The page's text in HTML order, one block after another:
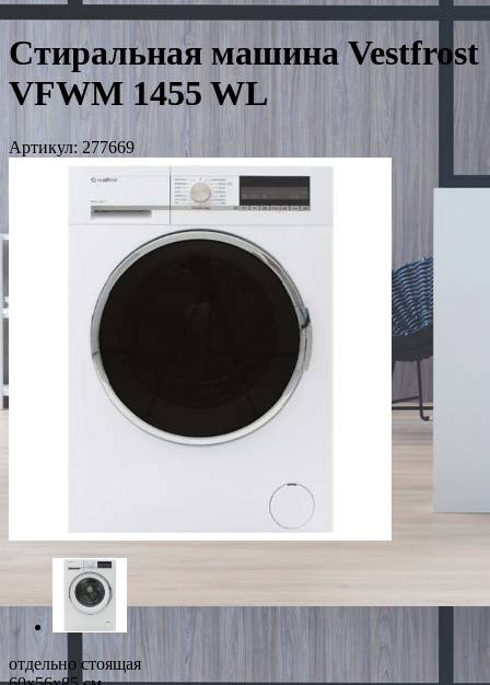
Стиральная машина Vestfrost
VFWM 1455 WL
Артикул: 277669
отдельно стоящая